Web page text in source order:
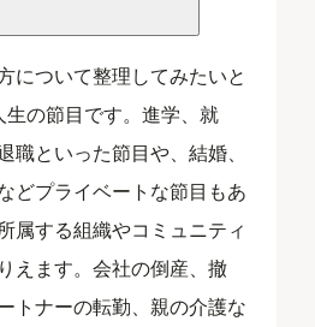
について整理してみたいと
の節目です。進学、就
職といった節目や、結婚、
どプライベートな節目もあ
属する組織やコミュニティ
えます。会社の倒産、撤
トナーの転勤、親の介護な